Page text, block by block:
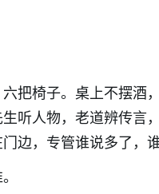
把椅子。桌上不摆酒
听人物，老道辨传言
边，专管谁说多了，谁